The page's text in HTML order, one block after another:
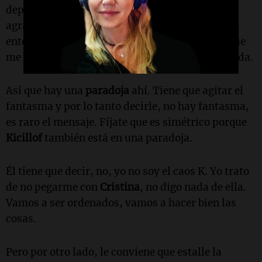
departamento, para cambiar el auto, para
agrandar la casa, empresas, que dicen, yo voy a
enterrar acá
10.000 millones de dólares
para que
me los agarre
Kicillof, se asustan y no hacen nada.
Así que hay una paradoja ahí. Tiene que agitar el
fantasma y por lo tanto decirle, no hay fantasma,
es raro el mensaje. Fíjate que es simétrico porque
Kicilloftambién está en una paradoja.
Él tiene que decir, no, yo no soy el caos K. Yo trato
de no pegarme con Cristina, no digo nada de ella.
Vamos a ser ordenados, vamos a hacer bien las
cosas.
Pero por otro lado, le conviene que estalle la